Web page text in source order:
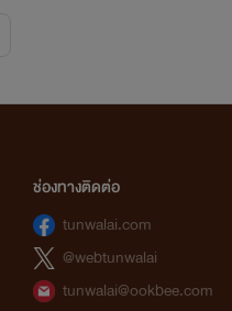
ช่องทางติดต่อ
tunwalai.com
@webtunwalai
tunwalai@ookbee.com